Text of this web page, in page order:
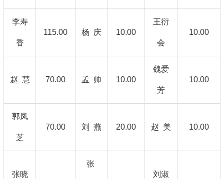
李寿
香
115.00 杨 庆 10.00
王衍
会
10.00
赵 慧 70.00 孟 帅 10.00
魏爱
芳
10.00
郭凤
芝
70.00 刘 燕 20.00 赵 美 10.00
张晓
张
刘淑